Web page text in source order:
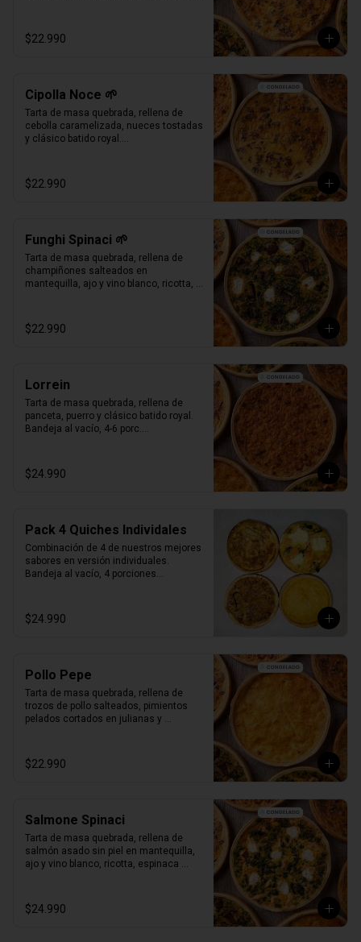
Producto Congelado ❄️
$22.990
Cipolla Noce 🌱
Tarta de masa quebrada, rellena de
cebolla caramelizada, nueces tostadas
y clásico batido royal.
$22.990
Funghi Spinaci 🌱
Tarta de masa quebrada, rellena de
champiñones salteados en
mantequilla, ajo y vino blanco, ricotta,
Bandeja al vacío, 4-6 porc.
Producto Congelado ❄️
$22.990
Lorrein
Tarta de masa quebrada, rellena de
panceta, puerro y clásico batido royal.
Bandeja al vacío, 4-6 porc.
$24.990
Pack 4 Quiches Individales
Combinación de 4 de nuestros mejores
sabores en versión individuales.
Bandeja al vacío, 4 porciones
$24.990
Pollo Pepe
Tarta de masa quebrada, rellena de
trozos de pollo salteados, pimientos
pelados cortados en julianas y
Bandeja al vacío, 4-6 porc.
Producto Congelado ❄️
$22.990
Salmone Spinaci
Tarta de masa quebrada, rellena de
salmón asado sin piel en mantequilla,
ajo y vino blanco, ricotta, espinaca
Producto Congelado ❄️
$24.990